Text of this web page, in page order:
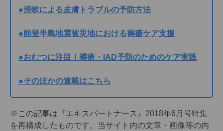
●浸軟による皮膚トラブルの予防方法
●能登半島地震被災地における褥瘡ケア支援
●おむつに注目！褥瘡・IAD予防のためのケア実践
●そのほかの連載はこちら
※この記事は『エキスパートナース』2018年6月号特集
を再構成したものです。当サイト内の文章・画像等の内